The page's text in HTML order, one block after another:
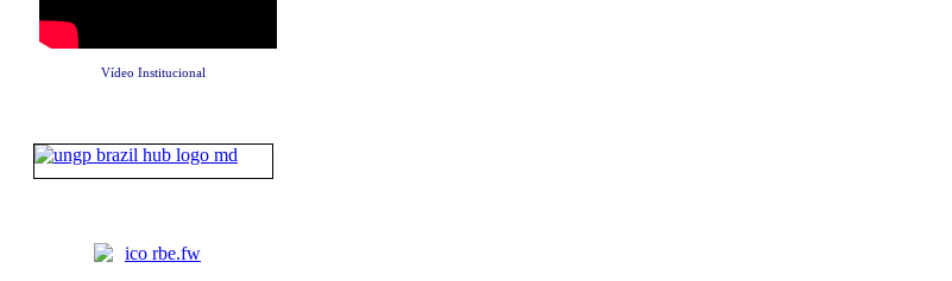
Vídeo Institucional